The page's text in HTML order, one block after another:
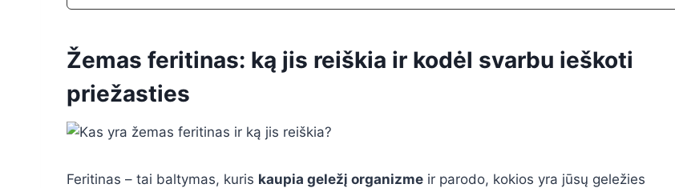
Žemas feritinas: ką jis reiškia ir kodėl svarbu ieškoti
priežasties
Feritinas – tai baltymas, kuris kaupia geležį organizme ir parodo, kokios yra jūsų geležies